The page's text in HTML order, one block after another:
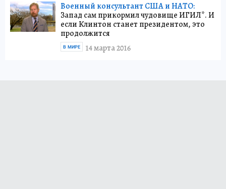
Военный консультант США и НАТО:
Запад сам прикормил чудовище ИГИЛ*. И
если Клинтон станет президентом, это
продолжится
14 марта 2016
В МИРЕ